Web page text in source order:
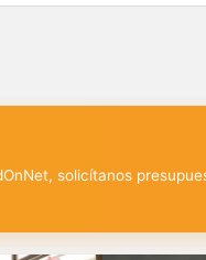
solicítanos